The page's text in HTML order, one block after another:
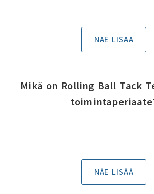
NÄE LISÄÄ
Mikä on Rolling Ball Tack
NÄE LISÄÄ